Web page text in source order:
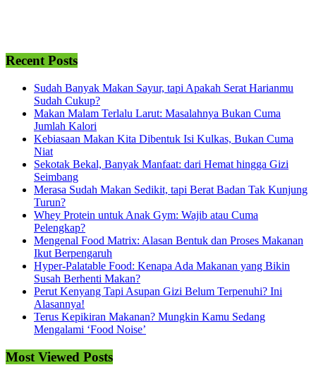
Recent Posts
Sudah Banyak Makan Sayur, tapi Apakah Serat Harianmu
Sudah Cukup?
Makan Malam Terlalu Larut: Masalahnya Bukan Cuma
Jumlah Kalori
Kebiasaan Makan Kita Dibentuk Isi Kulkas, Bukan Cuma
Niat
Sekotak Bekal, Banyak Manfaat: dari Hemat hingga Gizi
Seimbang
Merasa Sudah Makan Sedikit, tapi Berat Badan Tak Kunjung
Turun?
Whey Protein untuk Anak Gym: Wajib atau Cuma
Pelengkap?
Mengenal Food Matrix: Alasan Bentuk dan Proses Makanan
Ikut Berpengaruh
Hyper-Palatable Food: Kenapa Ada Makanan yang Bikin
Susah Berhenti Makan?
Perut Kenyang Tapi Asupan Gizi Belum Terpenuhi? Ini
Alasannya!
Terus Kepikiran Makanan? Mungkin Kamu Sedang
Mengalami ‘Food Noise’
Most Viewed Posts